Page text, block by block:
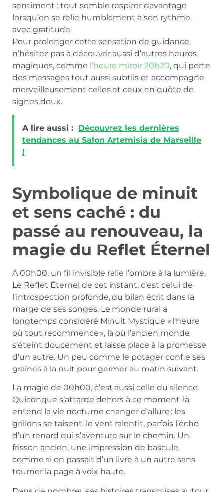
sentiment : tout semble respirer davantage
lorsqu’on se relie humblement à son rythme,
avec gratitude.
Pour prolonger cette sensation de guidance,
n’hésitez pas à découvrir aussi d’autres heures
magiques, comme l’heure miroir 20h20, qui porte
des messages tout aussi subtils et accompagne
merveilleusement celles et ceux en quête de
signes doux.
A lire aussi : Découvrez les dernières
tendances au Salon Artemisia de Marseille
!
Symbolique de minuit
et sens caché : du
passé au renouveau, la
magie du Reflet Éternel
À 00h00, un fil invisible relie l’ombre à la lumière.
Le Reflet Éternel de cet instant, c’est celui de
l’introspection profonde, du bilan écrit dans la
marge de ses songes. Le monde rural a
longtemps considéré Minuit Mystique « l’heure
où tout recommence », là où l’ancien monde
s’éteint doucement et laisse place à la promesse
d’un autre. Un peu comme le potager confie ses
graines à la nuit pour germer au matin suivant.
La magie de 00h00, c’est aussi celle du silence.
Quiconque s’attarde dehors à ce moment-là
entend la vie nocturne changer d’allure : les
grillons se taisent, le vent ralentit, parfois l’écho
d’un renard qui s’aventure sur le chemin. Un
frisson ancien, une impression de bascule,
comme si on passait d’un livre à un autre sans
tourner la page à voix haute.